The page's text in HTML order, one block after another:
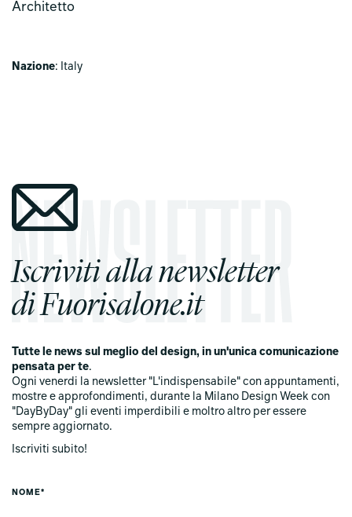
Architetto
Nazione: Italy
Iscriviti alla newsletter
di Fuorisalone.it
Tutte le news sul meglio del design, in un'unica comunicazione
pensata per te.
Ogni venerdi la newsletter "L'indispensabile" con appuntamenti,
mostre e approfondimenti, durante la Milano Design Week con
"DayByDay" gli eventi imperdibili e moltro altro per essere
sempre aggiornato.
Iscriviti subito!
NOME*